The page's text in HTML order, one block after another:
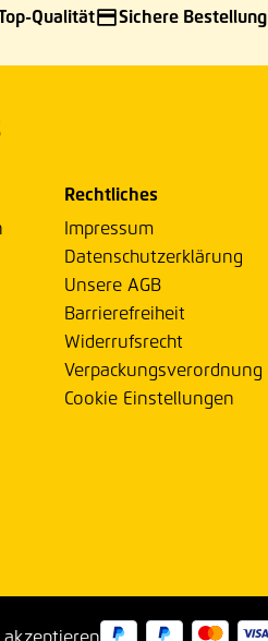
Qualität Sichere Bestellung
Rechtliches
Impressum
Datenschutzerklärung
Unsere AGB
Barrierefreiheit
Widerrufsrecht
Verpackungsverordnung
Cookie Einstellungen
akzeptieren